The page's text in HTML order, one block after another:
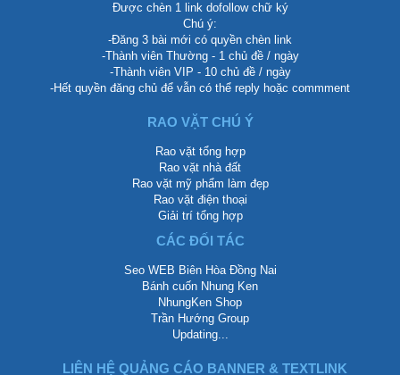
Được chèn 1 link dofollow chữ ký
Chú ý:
-Đăng 3 bài mới có quyền chèn link
-Thành viên Thường - 1 chủ đề / ngày
-Thành viên VIP - 10 chủ đề / ngày
-Hết quyền đăng chủ để vẫn có thể reply hoặc commment
RAO VẶT CHÚ Ý
Rao vặt tổng hợp
Rao vặt nhà đất
Rao vặt mỹ phẩm làm đẹp
Rao vặt điện thoại
Giải trí tổng hợp
CÁC ĐỐI TÁC
Seo WEB Biên Hòa Đồng Nai
Bánh cuốn Nhung Ken
NhungKen Shop
Trần Hướng Group
Updating...
LIÊN HỆ QUẢNG CÁO BANNER & TEXTLINK